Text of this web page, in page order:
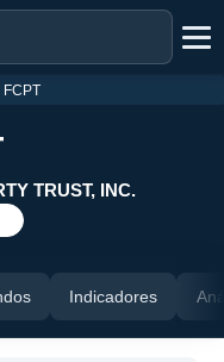
FCPT
TRUST, INC.
Indicadores